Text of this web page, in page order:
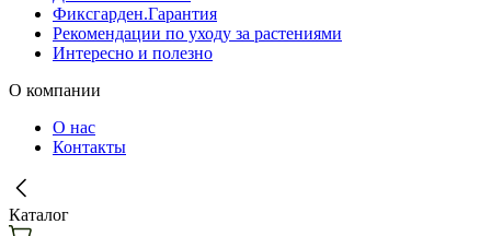
Фиксгарден.Гарантия
Рекомендации по уходу за растениями
Интересно и полезно
О компании
О нас
Контакты
Каталог